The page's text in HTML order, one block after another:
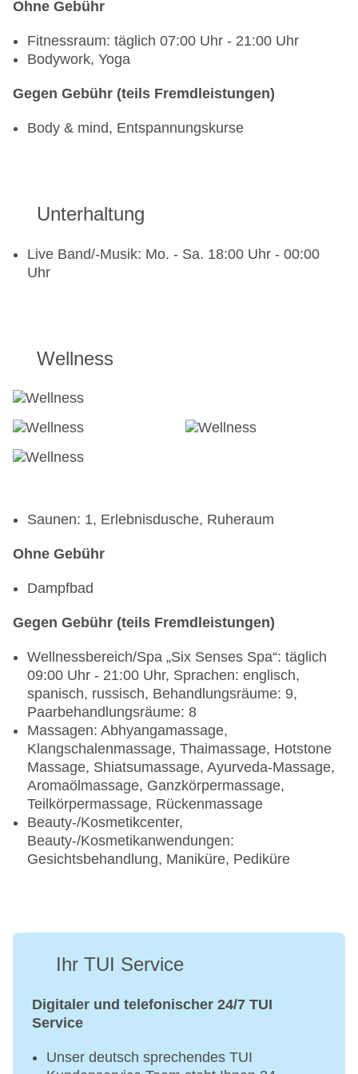
Ohne Gebühr
Fitnessraum: täglich 07:00 Uhr - 21:00 Uhr
Bodywork, Yoga
Gegen Gebühr (teils Fremdleistungen)
Body & mind, Entspannungskurse
Unterhaltung
Live Band/-Musik: Mo. - Sa. 18:00 Uhr - 00:00
Uhr
Wellness
Saunen: 1, Erlebnisdusche, Ruheraum
Ohne Gebühr
Dampfbad
Gegen Gebühr (teils Fremdleistungen)
Wellnessbereich/Spa „Six Senses Spa“: täglich
09:00 Uhr - 21:00 Uhr, Sprachen: englisch,
spanisch, russisch, Behandlungsräume: 9,
Paarbehandlungsräume: 8
Massagen: Abhyangamassage,
Klangschalenmassage, Thaimassage, Hotstone
Massage, Shiatsumassage, Ayurveda-Massage,
Aromaölmassage, Ganzkörpermassage,
Teilkörpermassage, Rückenmassage
Beauty-/Kosmetikcenter,
Beauty-/Kosmetikanwendungen:
Gesichtsbehandlung, Maniküre, Pediküre
Ihr TUI Service
Digitaler und telefonischer 24/7 TUI
Service
Unser deutsch sprechendes TUI